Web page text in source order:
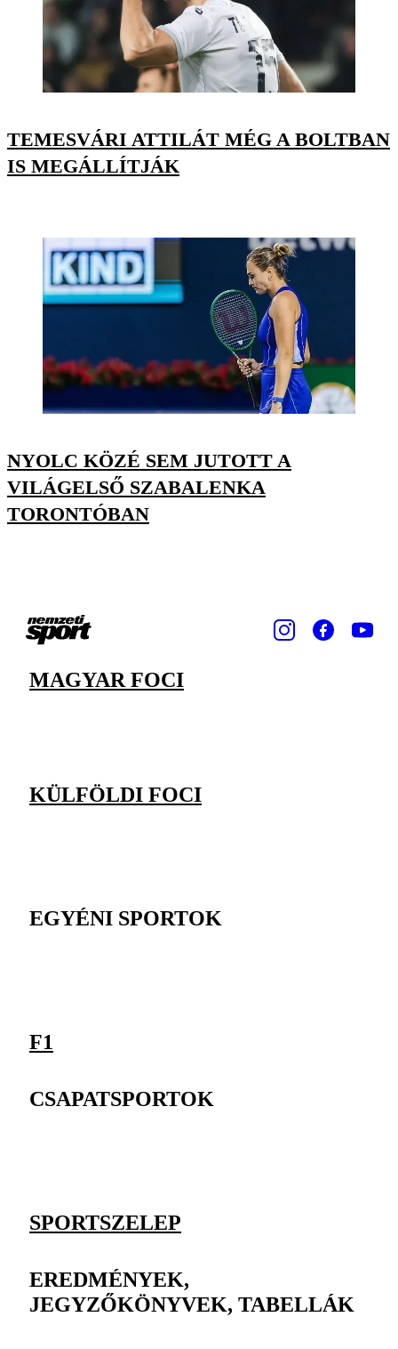
TEMESVÁRI ATTILÁT MÉG A BOLTBAN
IS MEGÁLLÍTJÁK
NYOLC KÖZÉ SEM JUTOTT A
VILÁGELSŐ SZABALENKA
TORONTÓBAN
MAGYAR FOCI
KÜLFÖLDI FOCI
EGYÉNI SPORTOK
F1
CSAPATSPORTOK
SPORTSZELEP
EREDMÉNYEK,
JEGYZŐKÖNYVEK, TABELLÁK